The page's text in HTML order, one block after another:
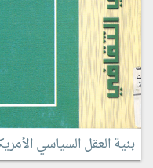
بنية العقل السياسي